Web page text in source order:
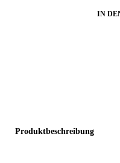
IN
Produktbeschreibung